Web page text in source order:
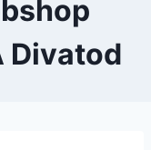
Divatod